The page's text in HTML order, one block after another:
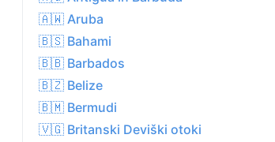
🇦🇼 Aruba
🇧🇸 Bahami
🇧🇧 Barbados
🇧🇿 Belize
🇧🇲 Bermudi
🇻🇬 Britanski Deviški otoki